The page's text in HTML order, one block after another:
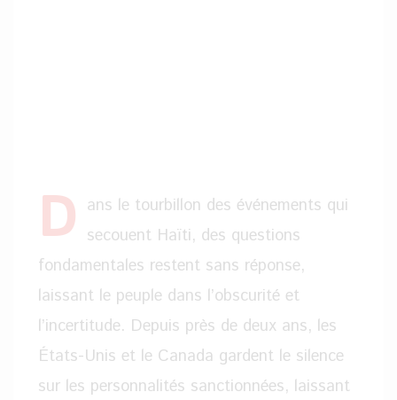
D ans le tourbillon des événements qui
secouent Haïti, des questions
fondamentales restent sans réponse,
laissant le peuple dans l’obscurité et
l’incertitude. Depuis près de deux ans, les
États-Unis et le Canada gardent le silence
sur les personnalités sanctionnées, laissant